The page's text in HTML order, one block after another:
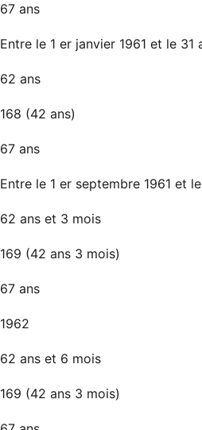
67 ans
Entre le 1 er janvier 1961 et le 31
62 ans
168 (42 ans)
67 ans
Entre le 1 er septembre 1961 et
62 ans et 3 mois
169 (42 ans 3 mois)
67 ans
1962
62 ans et 6 mois
169 (42 ans 3 mois)